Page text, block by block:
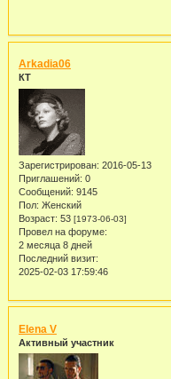
Arkadia06
КТ
Зарегистрирован: 2016-05-13
Приглашений: 0
Сообщений: 9145
Пол: Женский
Возраст: 53 [1973-06-03]
Провел на форуме:
2 месяца 8 дней
Последний визит:
2025-02-03 17:59:46
Elena V
Активный участник